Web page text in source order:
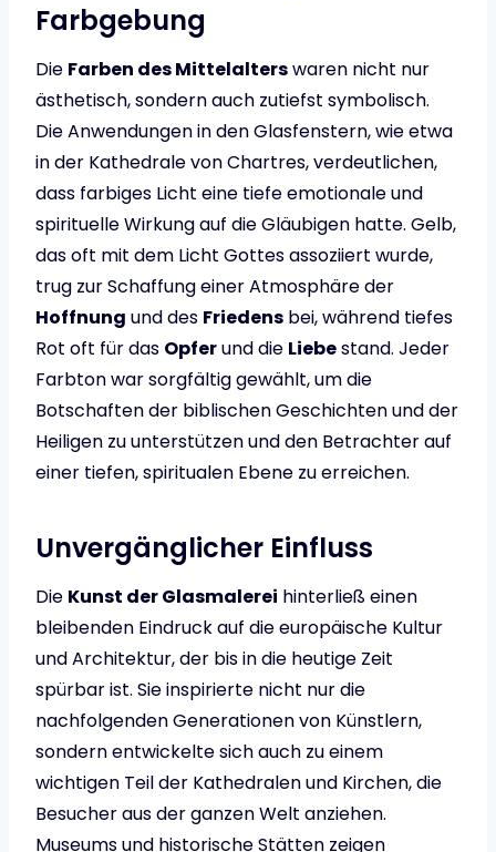
Farbgebung
Die Farben des Mittelalterswaren nicht nur
ästhetisch, sondern auch zutiefst symbolisch.
Die Anwendungen in den Glasfenstern, wie etwa
in der Kathedrale von Chartres, verdeutlichen,
dass farbiges Licht eine tiefe emotionale und
spirituelle Wirkung auf die Gläubigen hatte. Gelb,
das oft mit dem Licht Gottes assoziiert wurde,
trug zur Schaffung einer Atmosphäre der
Hoffnung und des Friedens bei, während tiefes
Rot oft für das Opferund die Liebestand. Jeder
Farbton war sorgfältig gewählt, um die
Botschaften der biblischen Geschichten und der
Heiligen zu unterstützen und den Betrachter auf
einer tiefen, spiritualen Ebene zu erreichen.
Unvergänglicher Einfluss
Die Kunst der Glasmalerei hinterließ einen
bleibenden Eindruck auf die europäische Kultur
und Architektur, der bis in die heutige Zeit
spürbar ist. Sie inspirierte nicht nur die
nachfolgenden Generationen von Künstlern,
sondern entwickelte sich auch zu einem
wichtigen Teil der Kathedralen und Kirchen, die
Besucher aus der ganzen Welt anziehen.
Museums und historische Stätten zeigen